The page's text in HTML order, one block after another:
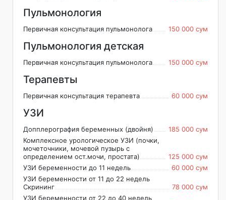
Пульмонология
Первичная консультация пульмонолога 150 000 сум
Пульмонология детская
Первичная консультация пульмонолога 150 000 сум
Терапевты
Первичная консультация терапевта 60 000 сум
УЗИ
Допплерография беременных (двойня)
185 000 сум
Комплексное урологическое УЗИ (почки,
мочеточники, мочевой пузырь с
определением ост.мочи, простата)
125 000 сум
УЗИ беременности до 11 недель
60 000 сум
УЗИ беременности от 11 до 22 недель
Скрининг
78 000 сум
УЗИ беременности от 22 до 40 недель